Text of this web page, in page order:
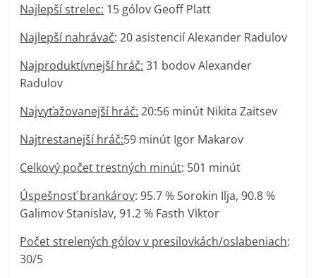
Najlepší strelec: 15 gólov Geoff Platt
Najlepší nahrávač: 20 asistencií Alexander Radulov
Najproduktívnejší hráč: 31 bodov Alexander
Radulov
Najvyťažovanejší hráč: 20:56 minút Nikita Zaitsev
Najtrestanejší hráč:59 minút Igor Makarov
Celkový počet trestných minút: 501 minút
Úspešnosť brankárov: 95.7 % Sorokin Ilja, 90.8 %
Galimov Stanislav, 91.2 % Fasth Viktor
Počet strelených gólov v presilovkách/oslabeniach:
30/5